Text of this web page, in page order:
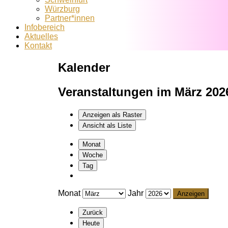
Würzburg
Partner*innen
Infobereich
Aktuelles
Kontakt
Kalender
Veranstaltungen im März
Anzeigen als Raster
Ansicht als Liste
Monat
Woche
Tag
Monat Jahr
Zurück
Heute